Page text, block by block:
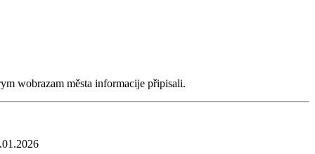
wobrazam města informacije připisali.